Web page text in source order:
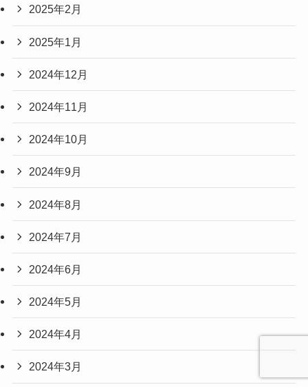
2025年2月
2025年1月
2024年12月
2024年11月
2024年10月
2024年9月
2024年8月
2024年7月
2024年6月
2024年5月
2024年4月
2024年3月